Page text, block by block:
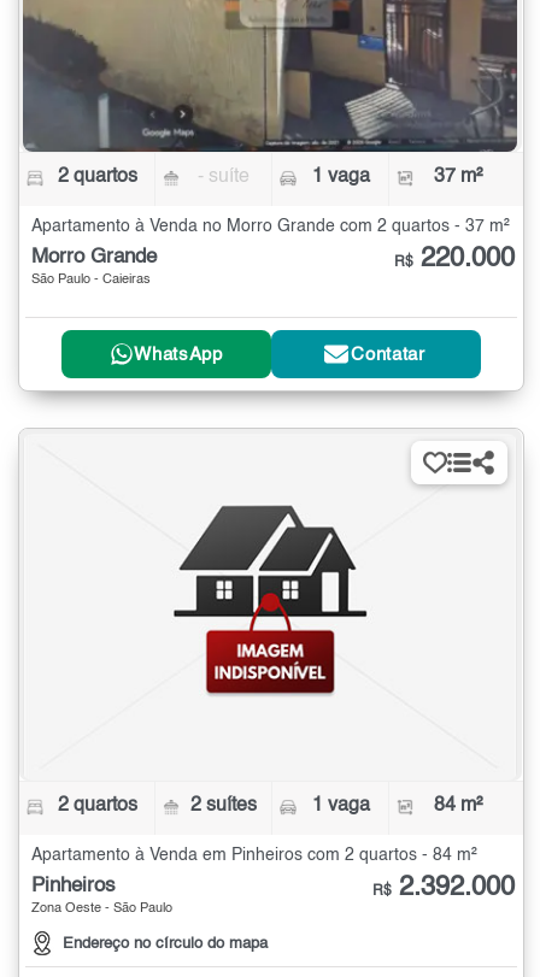
2 quartos - suíte 1 vaga 37 m²
Apartamento à Venda no Morro Grande com 2 quartos - 37 m²
Morro Grande
São Paulo - Caieiras
R$ 220.000
WhatsApp Contatar
2 quartos 2 suítes 1 vaga 84 m²
Apartamento à Venda em Pinheiros com 2 quartos - 84 m²
Pinheiros
Zona Oeste - São Paulo
Endereço no círculo do mapa
R$ 2.392.000